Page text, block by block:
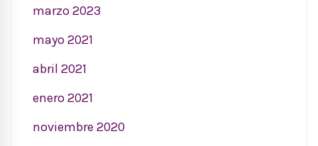
marzo 2023
mayo 2021
abril 2021
enero 2021
noviembre 2020